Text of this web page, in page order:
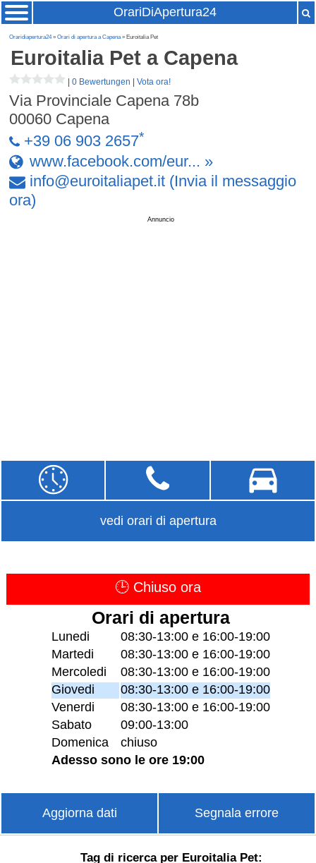
OrariDiApertura24
Oraridiapertura24»Orari di apertura a Capena» Euroitalia Pet
Euroitalia Pet a Capena
|0 Bewertungen |Vota ora!
Via Provinciale Capena 78b
00060 Capena
+39 06 903 2657*
www.facebook.com/eur... »
info@euroitaliapet.it (Invia il messaggio
ora)
Annuncio
vedi orari di apertura
🕒 Chiuso ora
Orari di apertura
Lunedi
08:30-13:00 e 16:00-19:00
Martedi
08:30-13:00 e 16:00-19:00
Mercoledi
08:30-13:00 e 16:00-19:00
Giovedi
08:30-13:00 e 16:00-19:00
Venerdi
08:30-13:00 e 16:00-19:00
Sabato
09:00-13:00
Domenica
chiuso
Adesso sono le ore 19:00
Aggiorna dati Segnala errore
Tag di ricerca per Euroitalia Pet: